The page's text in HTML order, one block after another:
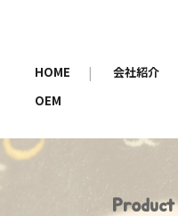
HOME | 会社紹介
OEM
Product